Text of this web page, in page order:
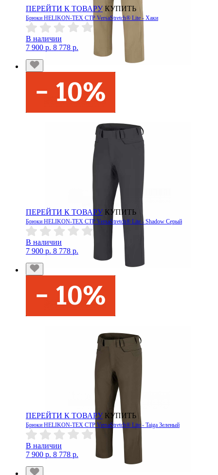
ПЕРЕЙТИ К ТОВАРУ КУПИТЬ
Брюки HELIKON-TEX CTP VersaStretch® Lite - Хаки
В наличии
7 900 р. 8 778 р.
ПЕРЕЙТИ К ТОВАРУ КУПИТЬ
Брюки HELIKON-TEX CTP VersaStretch® Lite - Shadow Серый
В наличии
7 900 р. 8 778 р.
ПЕРЕЙТИ К ТОВАРУ КУПИТЬ
Брюки HELIKON-TEX CTP VersaStretch® Lite - Taiga Зеленый
В наличии
7 900 р. 8 778 р.